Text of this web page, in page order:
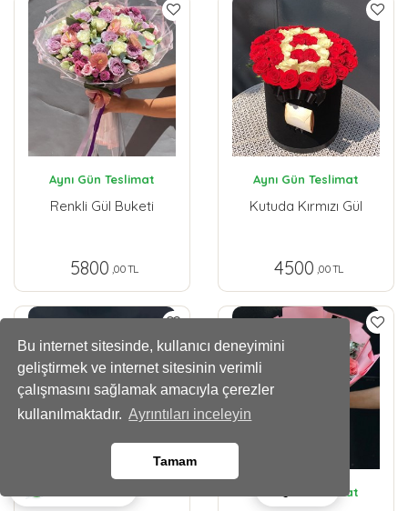
Bu internet sitesinde, kullanıcı deneyimini
geliştirmek ve internet sitesinin verimli
çalışmasını sağlamak amacıyla çerezler
kullanılmaktadır. Ayrıntıları inceleyin
Tamam
Aynı Gün Teslimat
Renkli Gül Buketi
5800 ,00 TL
Aynı Gün Teslimat
Kutuda Kırmızı Gül
4500 ,00 TL
Aynı Gün Teslimat